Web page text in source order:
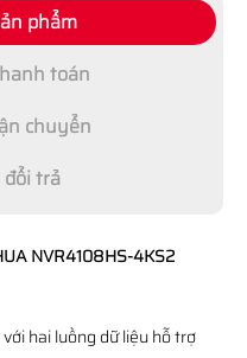
phẩm
toán
chuyển
trả
NVR4108HS-4KS2
hai luồng dữ liệu hỗ trợ